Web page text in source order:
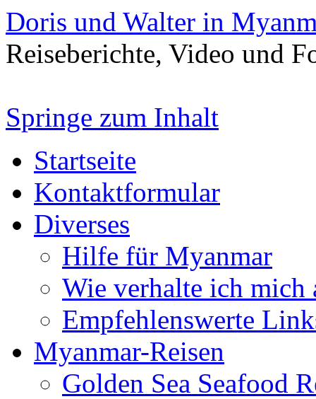
Doris und Walter in
Reiseberichte, Video und
Springe zum Inhalt
Startseite
Kontaktformular
Diverses
Hilfe für Myanmar
Wie verhalte ich
Empfehlenswerte
Myanmar-Reisen
Golden Sea Seafood